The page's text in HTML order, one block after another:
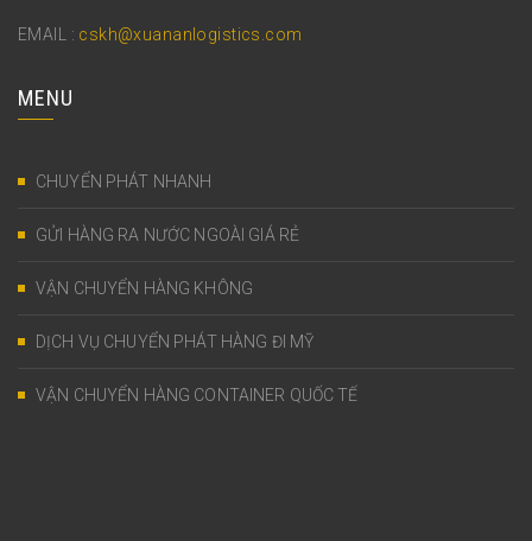
EMAIL : cskh@xuananlogistics.com
MENU
CHUYỂN PHÁT NHANH
GỬI HÀNG RA NƯỚC NGOÀI GIÁ RẺ
VẬN CHUYỂN HÀNG KHÔNG
DỊCH VỤ CHUYỂN PHÁT HÀNG ĐI MỸ
VẬN CHUYỂN HÀNG CONTAINER QUỐC TẾ